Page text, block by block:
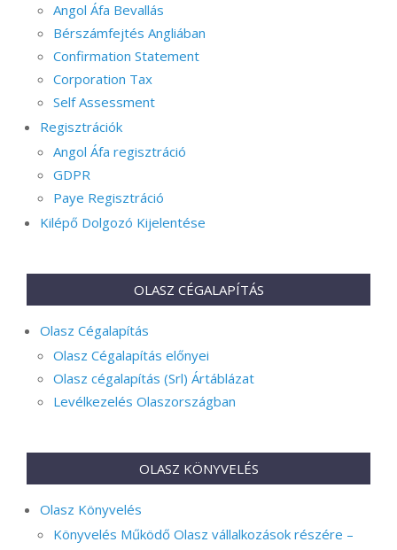
Angol Áfa Bevallás
Bérszámfejtés Angliában
Confirmation Statement
Corporation Tax
Self Assessment
Regisztrációk
Angol Áfa regisztráció
GDPR
Paye Regisztráció
Kilépő Dolgozó Kijelentése
OLASZ CÉGALAPÍTÁS
Olasz Cégalapítás
Olasz Cégalapítás előnyei
Olasz cégalapítás (Srl) Ártáblázat
Levélkezelés Olaszországban
OLASZ KÖNYVELÉS
Olasz Könyvelés
Könyvelés Működő Olasz vállalkozások részére –